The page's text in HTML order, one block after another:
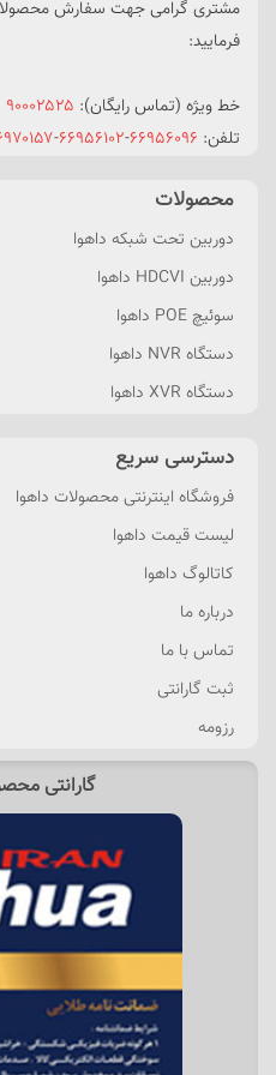
مشتری گرامی جهت سفارش
فرمایید:
خط ویژه (تماس رایگان): ۹۰۰۰۲۵۲۵
تلفن: ۶۶۹۵۶۰۹۶-۶۶۹۵۶۱۰۲-
محصولات
دوربین تحت شبکه داهوا
دوربین HDCVI داهوا
سوئیچ POE داهوا
دستگاه NVR داهوا
دستگاه XVR داهوا
دسترسی سریع
فروشگاه اینترنتی محصولات داهوا
لیست قیمت داهوا
کاتالوگ داهوا
درباره ما
تماس با ما
ثبت گارانتی
رزومه
گارانتی